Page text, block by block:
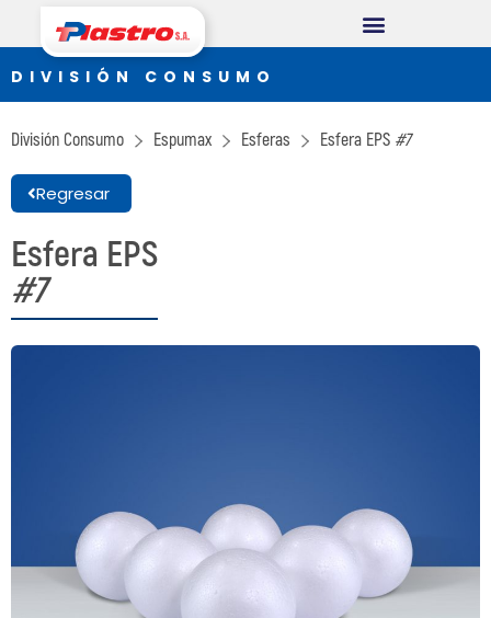
DIVISIÓN CONSUMO
Espumax
DIVISIÓN INDUSTRIAL
Germiplant
Envases y Embalajes
Termoblock
Geoblock
Termoformas
DIVISIÓN CONSUMO
División Consumo Espumax Esferas Esfera EPS #7
Regresar
Esfera EPS
#7